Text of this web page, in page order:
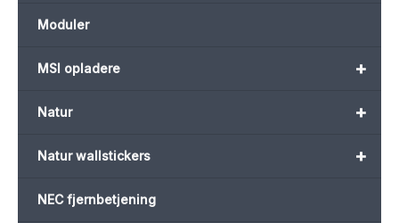
Moduler
+
MSI opladere
+
Natur
+
Natur wallstickers
NEC fjernbetjening